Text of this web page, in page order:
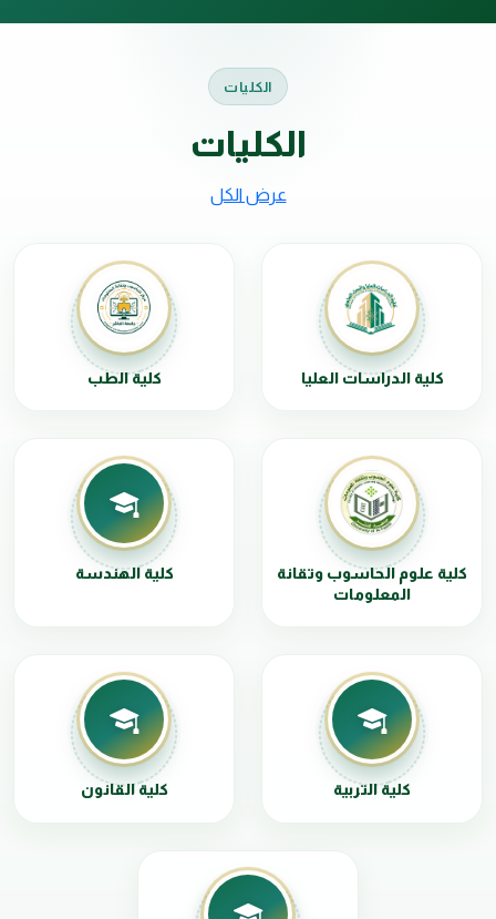
الكليات
الكليات
عرض الكل
كلية الدراسات العليا كلية الطب
كلية علوم الحاسوب وتقانة
المعلومات
كلية الهندسة
كلية التربية كلية القانون